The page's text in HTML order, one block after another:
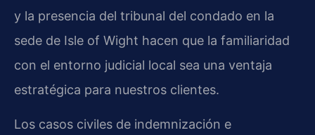
y la presencia del tribunal del condado en la
sede de Isle of Wight hacen que la familiaridad
con el entorno judicial local sea una ventaja
estratégica para nuestros clientes.
Los casos civiles de indemnización e